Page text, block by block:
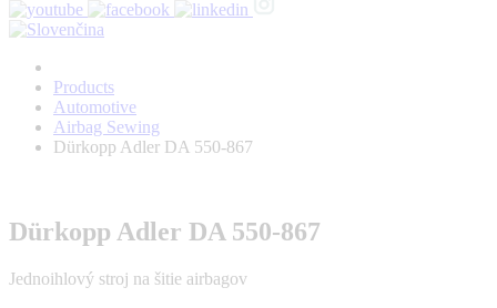
Products
Automotive
Airbag Sewing
Dürkopp Adler DA 550-867
Dürkopp Adler DA 550-867
Jednoihlový stroj na šitie airbagov